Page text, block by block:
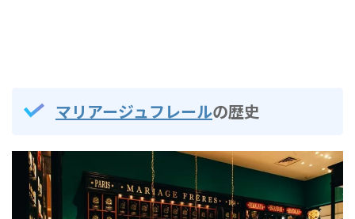
マリアージュフレールの歴史